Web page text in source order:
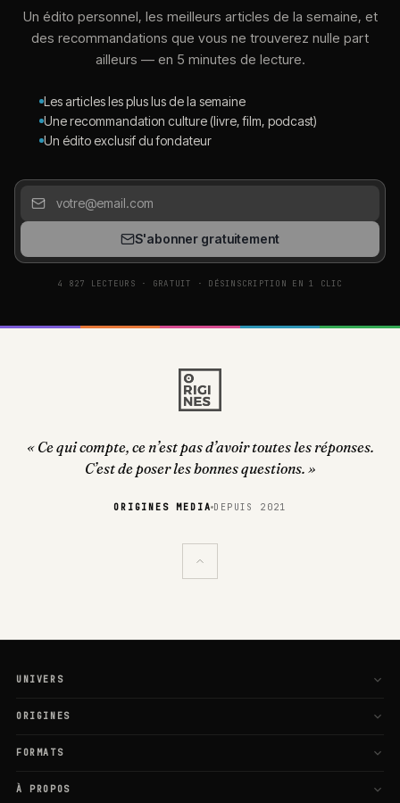
Un édito personnel, les meilleurs articles de la semaine, et
des recommandations que vous ne trouverez nulle part
ailleurs — en 5 minutes de lecture.
Les articles les plus lus de la semaine
Une recommandation culture (livre, film, podcast)
Un édito exclusif du fondateur
S'abonner gratuitement
4 827 LECTEURS · GRATUIT · DÉSINSCRIPTION EN 1 CLIC
« Ce qui compte, ce n’est pas d’avoir toutes les réponses.
C’est de poser les bonnes questions. »
ORIGINES MEDIA DEPUIS 2021
UNIVERS
L'Esprit
Le Corps
ORIGINES
Galaxie
Média
FORMATS
Articles
À PROPOS